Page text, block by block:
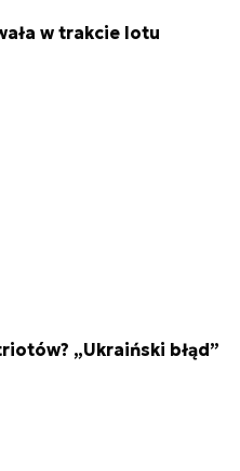
w trakcie lotu
„Ukraiński błąd”